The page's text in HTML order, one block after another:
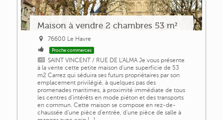
Maison à vendre 2 chambres 53 m²
76600 Le Havre
Proche commerces
SAINT VINCENT / RUE DE L'ALMA Je vous présente
à la vente cette petite maison d'une superficie de 53
m2 Carrez qui séduira ses futurs propriétaires par son
emplacement privilégié, à quelques pas des
promenades maritimes, à proximité immédiate de tous
les centres d'intérêts en mode piéton et des transports
en commun. Cette maison se compose en rez-de-
chaussée d'une pièce d'entrée, d'une pièce de salle à